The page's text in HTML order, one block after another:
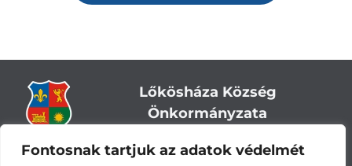
Fontosnak tartjuk az adatok védelmét
Lőkösháza Község
Önkormányzata
Cím:5743 Lőkösháza, Eleki út 28.